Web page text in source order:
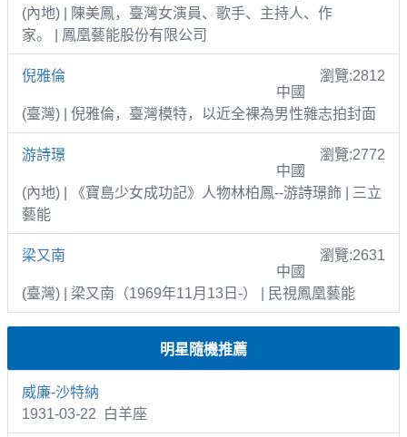
(內地) | 陳美鳳，臺灣女演員、歌手、主持人、作
家。 | 鳳凰藝能股份有限公司
倪雅倫
瀏覽:2812
中國
(臺灣) | 倪雅倫，臺灣模特，以近全裸為男性雜志拍封面
游詩璟
瀏覽:2772
中國
(內地) | 《寶島少女成功記》人物林柏鳳--游詩璟飾 | 三立
藝能
梁又南
瀏覽:2631
中國
(臺灣) | 梁又南（1969年11月13日-） | 民視鳳凰藝能
明星隨機推薦
威廉-沙特納
1931-03-22 白羊座